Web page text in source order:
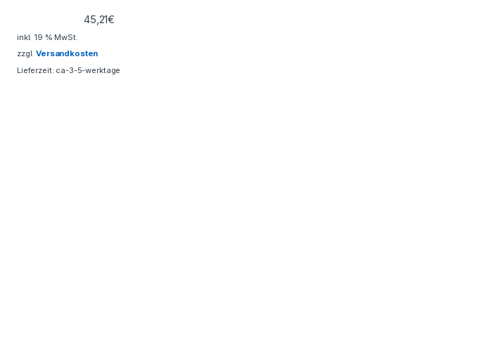
45,21€
inkl. 19 % MwSt.
zzgl.Versandkosten
Lieferzeit: ca-3-5-werktage